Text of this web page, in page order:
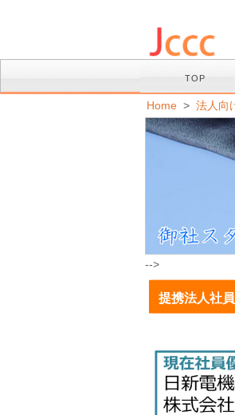
TOP
Home > 法人向
-->
提携法人社